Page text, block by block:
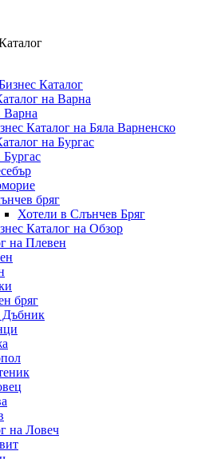
Каталог
на Варна
Варна
Каталог на Бяла Варненско
на Бургас
Бургас
бряг
Хотели в Слънчев Бряг
Каталог на Обзор
на Плевен
бряг
Дъбник
на Ловеч